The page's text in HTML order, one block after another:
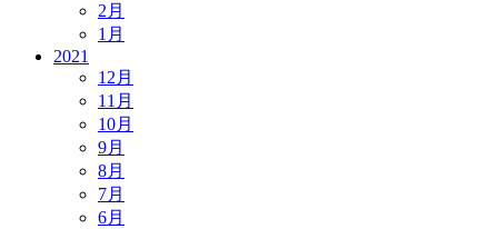
2月
1月
2021
12月
11月
10月
9月
8月
7月
6月